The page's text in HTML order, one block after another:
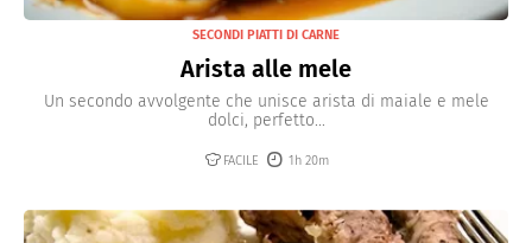
SECONDI PIATTI DI CARNE
Arista alle mele
Un secondo avvolgente che unisce arista di maiale e mele
dolci, perfetto...
FACILE 1h 20m